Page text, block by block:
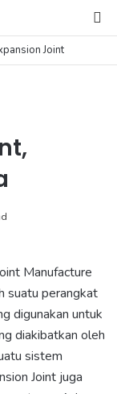
Joint
Manufacture
suatu perangkat
digunakan untuk
diakibatkan oleh
sistem
Joint juga